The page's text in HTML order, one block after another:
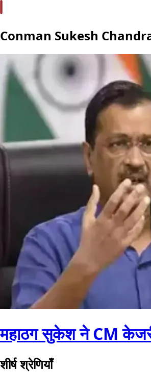
Conman Sukesh
महाठग सुकेश ने CM
शीर्ष श्रेणियाँ